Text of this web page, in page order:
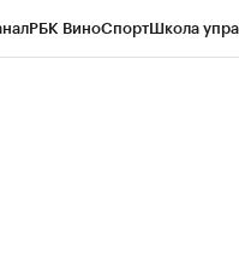
РБК ВиноСпортШкола